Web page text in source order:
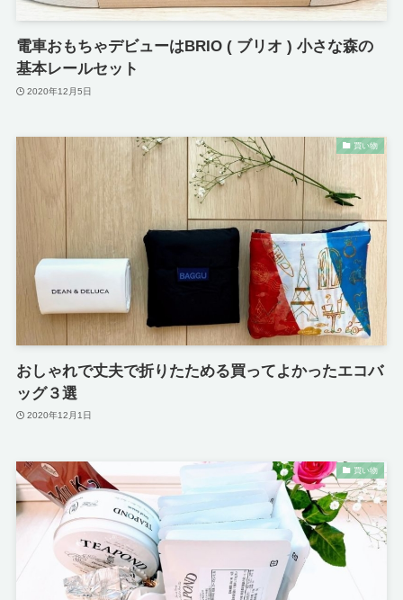
電車おもちゃデビューはBRIO ( ブリオ ) 小さな森の
基本レールセット
2020年12月5日
買い物
おしゃれで丈夫で折りたためる買ってよかったエコバ
ッグ３選
2020年12月1日
買い物